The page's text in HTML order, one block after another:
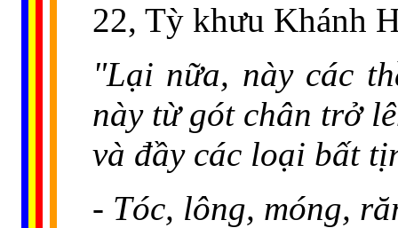
22, Tỳ khưu Khánh
"Lại nữa, này các
này từ gót chân trở
và đầy các loại bất
- Tóc, lông, móng,